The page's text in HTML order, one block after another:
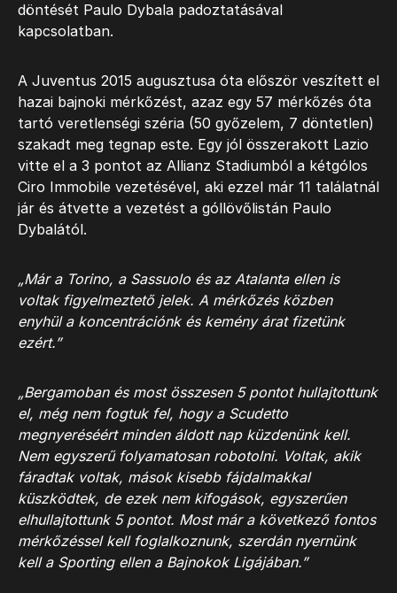
döntését Paulo Dybala padoztatásával
kapcsolatban.
A Juventus 2015 augusztusa óta először veszített el
hazai bajnoki mérkőzést, azaz egy 57 mérkőzés óta
tartó veretlenségi széria (50 győzelem, 7 döntetlen)
szakadt meg tegnap este. Egy jól összerakott Lazio
vitte el a 3 pontot az Allianz Stadiumból a kétgólos
Ciro Immobile vezetésével, aki ezzel már 11 találatnál
jár és átvette a vezetést a góllövőlistán Paulo
Dybalától.
„Már a Torino, a Sassuolo és az Atalanta ellen is
voltak figyelmeztető jelek. A mérkőzés közben
enyhül a koncentrációnk és kemény árat fizetünk
ezért.”
„Bergamoban és most összesen 5 pontot hullajtottunk
el, még nem fogtuk fel, hogy a Scudetto
megnyeréséért minden áldott nap küzdenünk kell.
Nem egyszerű folyamatosan robotolni. Voltak, akik
fáradtak voltak, mások kisebb fájdalmakkal
küszködtek, de ezek nem kifogások, egyszerűen
elhullajtottunk 5 pontot. Most már a következő fontos
mérkőzéssel kell foglalkoznunk, szerdán nyernünk
kell a Sporting ellen a Bajnokok Ligájában.”